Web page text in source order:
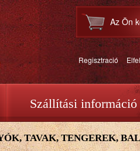
Az Ön
Regisztració
Szállítási információ
TAVAK, TENGEREK,